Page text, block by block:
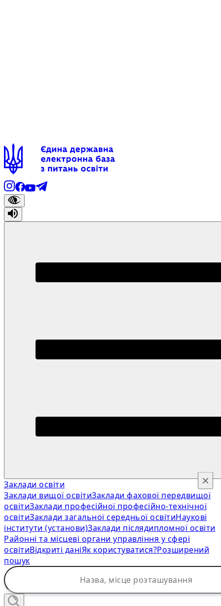
Заклади освіти
Заклади вищої освітиЗаклади фахової передвищої
освітиЗаклади професійної професійно-технічної
освітиЗаклади загальної середньої освітиНаукові
інститути (установи)Заклади післядипломної освіти
Районні та місцеві органи управління у сфері
освітиВідкриті даніЯк користуватися?Розширений
пошук
×